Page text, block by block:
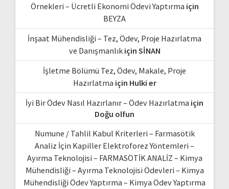
Örnekleri – Ücretli Ekonomi Ödevi Yaptırma için
BEYZA
İnşaat Mühendisliği – Tez, Ödev, Proje Hazırlatma
ve Danışmanlıkiçin SİNAN
İşletme Bölümü Tez, Ödev, Makale, Proje
Hazırlatma için Hulki er
İyi Bir Ödev Nasıl Hazırlanır – Ödev Hazırlatma için
Doğu olfun
Numune / Tahlil Kabul Kriterleri – Farmasötik
Analiz İçin Kapiller Elektroforez Yöntemleri –
Ayırma Teknolojisi – FARMASÖTİK ANALİZ – Kimya
Mühendisliği – Ayırma Teknolojisi Ödevleri – Kimya
Mühendisliği Ödev Yaptırma – Kimya Ödev Yaptırma